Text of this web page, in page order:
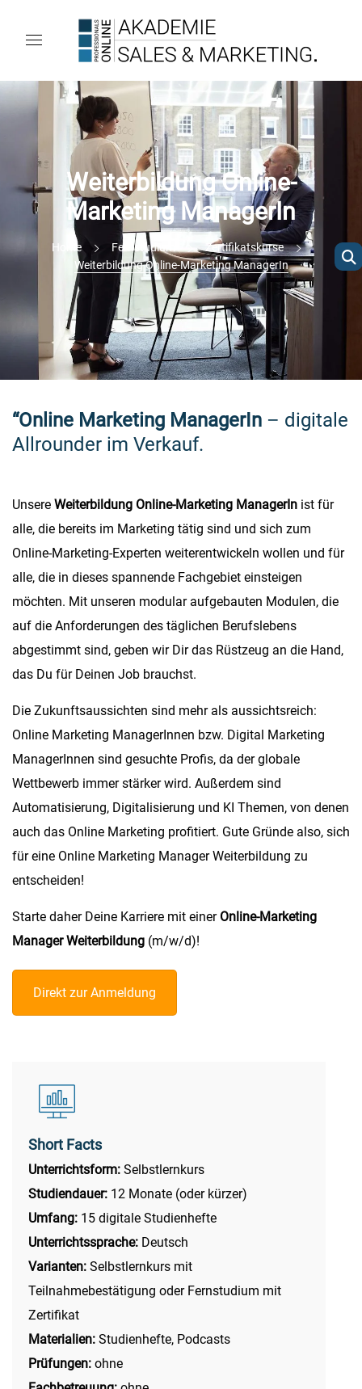
Weiterbildung Online-
Marketing ManagerIn
Home Fernstudium
Zertifikatskurse
Weiterbildung Online-Marketing ManagerIn
“Online Marketing ManagerIn – digitale
Allrounder im Verkauf.
Unsere Weiterbildung Online-Marketing ManagerIn ist für
alle, die bereits im Marketing tätig sind und sich zum
Online-Marketing-Experten weiterentwickeln wollen und für
alle, die in dieses spannende Fachgebiet einsteigen
möchten. Mit unseren modular aufgebauten Modulen, die
auf die Anforderungen des täglichen Berufslebens
abgestimmt sind, geben wir Dir das Rüstzeug an die Hand,
das Du für Deinen Job brauchst.
Die Zukunftsaussichten sind mehr als aussichtsreich:
Online Marketing ManagerInnen bzw. Digital Marketing
ManagerInnen sind gesuchte Profis, da der globale
Wettbewerb immer stärker wird. Außerdem sind
Automatisierung, Digitalisierung und KI Themen, von denen
auch das Online Marketing profitiert. Gute Gründe also, sich
für eine Online Marketing Manager Weiterbildung zu
entscheiden!
Starte daher Deine Karriere mit einer Online-Marketing
Manager Weiterbildung (m/w/d)!
Direkt zur Anmeldung
Short Facts
Unterrichtsform: Selbstlernkurs
Studiendauer: 12 Monate (oder kürzer)
Umfang: 15 digitale Studienhefte
Unterrichtssprache: Deutsch
Varianten: Selbstlernkurs mit
Teilnahmebestätigung oder Fernstudium mit
Zertifikat
Materialien: Studienhefte, Podcasts
Prüfungen: ohne